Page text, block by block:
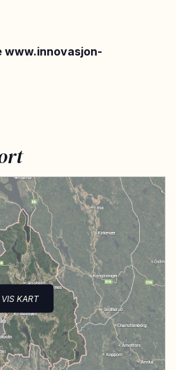
www.innovasjon-
VIS KART